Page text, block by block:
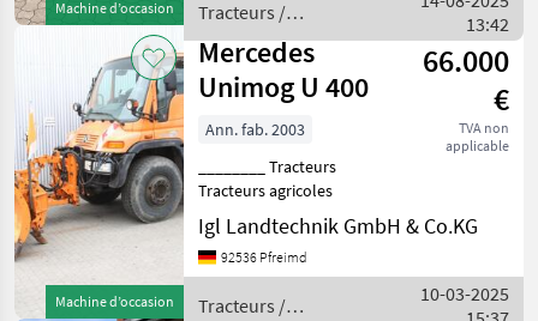
Machine d’occasion
Druckluf
Tracteurs /
Mercedes
13:42
Machine d’occasion
Mercedes
Unimog U 400
66.000
€
TVA non
applicable
Ann. fab. 2003
________ Tracteurs
Tracteurs agricoles
Igl Landtechnik GmbH & Co.KG
92536 Pfreimd
Tracteurs /
10-03-2025